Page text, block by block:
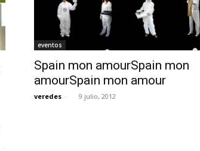
eventos
Spain mon amourSpain mon
amourSpain mon amour
veredes - 9 julio, 2012